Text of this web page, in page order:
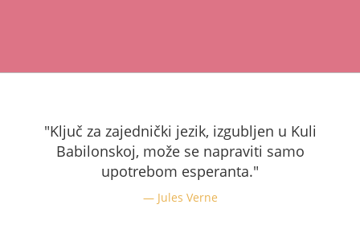
"Ključ za zajednički jezik, izgubljen u Kuli
Babilonskoj, može se napraviti samo
upotrebom esperanta."
Jules Verne